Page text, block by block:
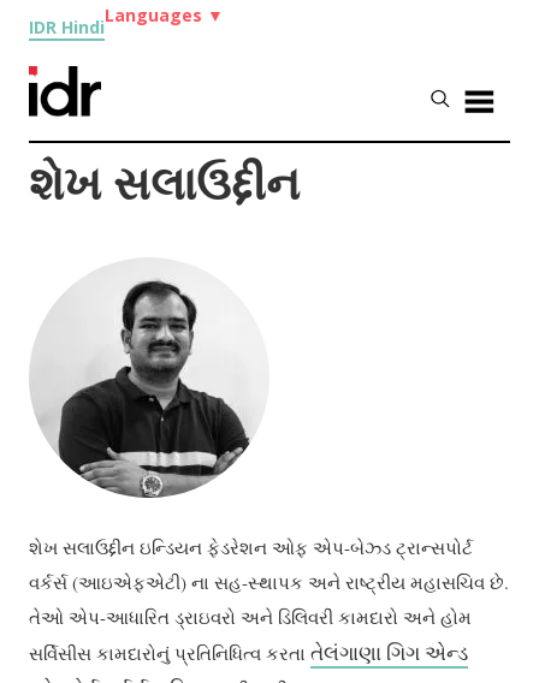
IDR Hindi
Languages ▼
શેખ સલાઉદ્દીન
શેખ સલાઉદ્દીન ઇન્ડિયન ફેડરેશન ઓફ એપ-બેઝ્ડ ટ્રાન્સપોર્ટ
વર્કર્સ (આઇએફએટી) ના સહ-સ્થાપક અને રાષ્ટ્રીય મહાસચિવ છે.
તેઓ એપ-આધારિત ડ્રાઇવરો અને ડિલિવરી કામદારો અને હોમ
સર્વિસીસ કામદારોનું પ્રતિનિધિત્વ કરતાતેલંગાણા ગિગ એન્ડ